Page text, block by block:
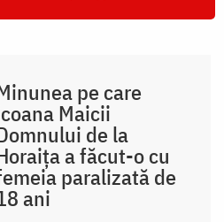
pe care
Maicii
de la
a făcut-o cu
paralizată de
ani